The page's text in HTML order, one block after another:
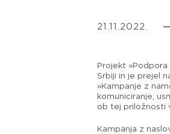
21.11.2022.
Projekt »Podpora
Srbiji in je prejel
»Kampanje z
komuniciranje,
ob tej priložnosti
Kampanja z